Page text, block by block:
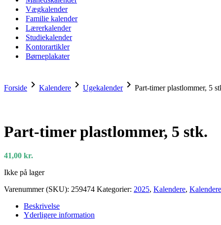
Vægkalender
Familie kalender
Lærerkalender
Studiekalender
Kontorartikler
Børneplakater
Forside chevron_right Kalendere chevron_right Ugekalenderchevron_right Part-timer plastlommer, 5
Part-timer plastlommer, 5 stk.
41,00 kr.
Ikke på lager
Varenummer (SKU): 259474 Kategorier: 2025, Kalendere,
Beskrivelse
Yderligere information